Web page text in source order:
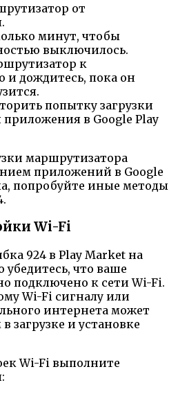
от
минут, чтобы
выключилось.
к
и дождитесь, пока он
попытку загрузки
в Google Play
маршрутизатора
приложений в Google
попробуйте иные методы
Wi-Fi
924 в Play Market на
убедитесь, что ваше
подключено к сети Wi-Fi.
Wi-Fi сигналу или
интернета может
загрузке и установке
Wi-Fi выполните